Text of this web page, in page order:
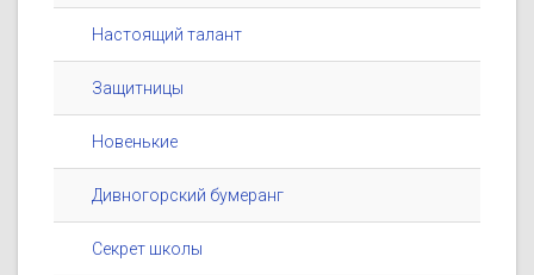
Настоящий талант
Защитницы
Новенькие
Дивногорский бумеранг
Секрет школы